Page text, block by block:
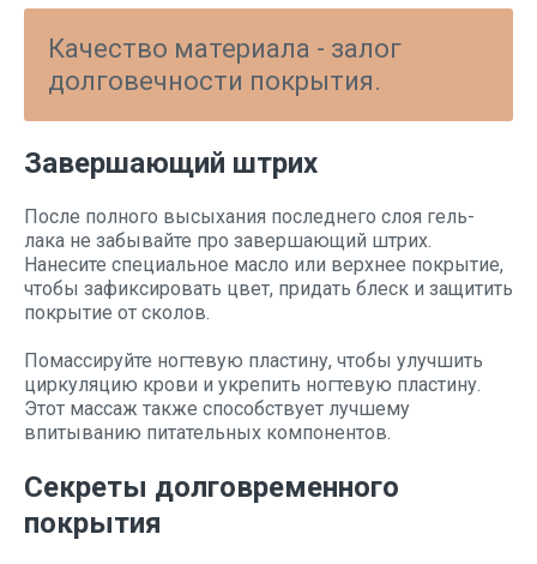
Качество материала - залог
долговечности покрытия.
Завершающий штрих
После полного высыхания последнего слоя гель-
лака не забывайте про завершающий штрих.
Нанесите специальное масло или верхнее покрытие,
чтобы зафиксировать цвет, придать блеск и защитить
покрытие от сколов.
Помассируйте ногтевую пластину, чтобы улучшить
циркуляцию крови и укрепить ногтевую пластину.
Этот массаж также способствует лучшему
впитыванию питательных компонентов.
Секреты долговременного
покрытия